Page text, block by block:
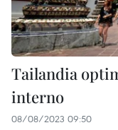
Tailandia
interno
08/08/2023 09:50